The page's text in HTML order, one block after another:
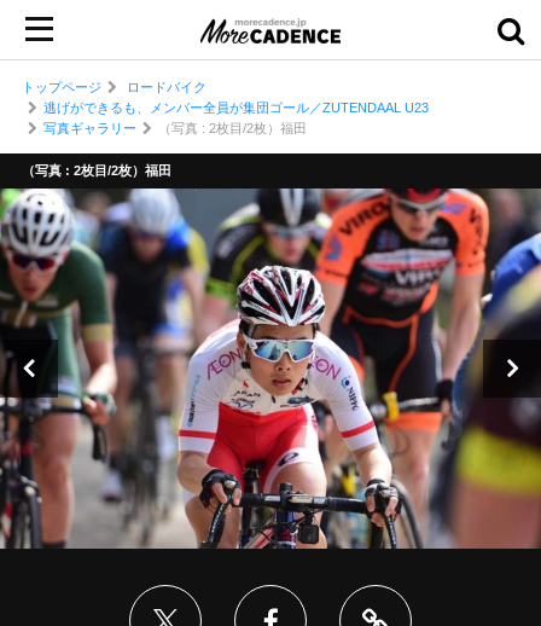
トップページ
ロードバイク
逃げができるも、メンバー全員が集団ゴール／ZUTENDAAL U23
写真ギャラリー
（写真 : 2枚目/2枚）福田
（写真 : 2枚目/2枚）福田